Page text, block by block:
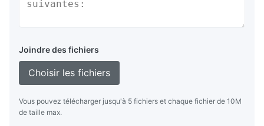
Joindre des fichiers
Choisir les fichiers
Vous pouvez télécharger jusqu'à 5 fichiers et chaque fichier de 10M
de taille max.